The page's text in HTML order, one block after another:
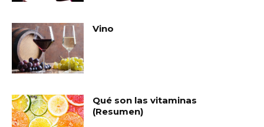
Vino
Qué son las vitaminas
(Resumen)